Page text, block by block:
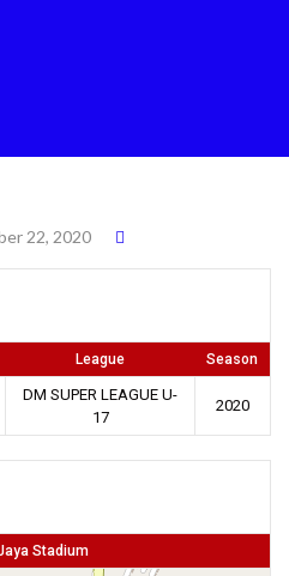
22, 2020
League Season
DM SUPER LEAGUE U-
17
2020
Stadium